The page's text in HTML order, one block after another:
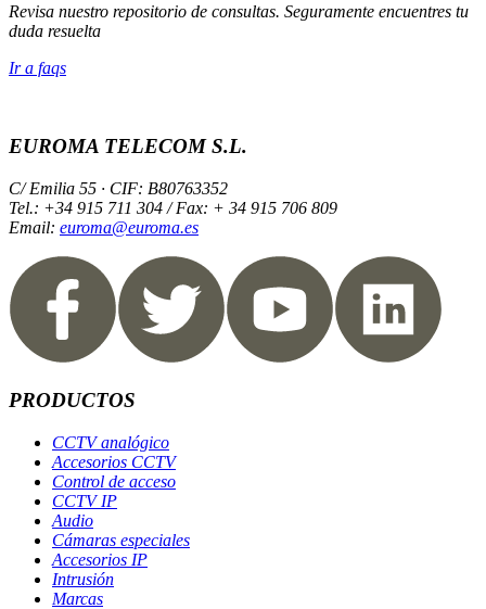
Revisa nuestro repositorio de consultas. Seguramente encuentres tu
duda resuelta
Ir a faqs
EUROMA TELECOM S.L.
C/ Emilia 55 · CIF: B80763352
Tel.: +34 915 711 304 / Fax: + 34 915 706 809
Email: euroma@euroma.es
PRODUCTOS
CCTV analógico
Accesorios CCTV
Control de acceso
CCTV IP
Audio
Cámaras especiales
Accesorios IP
Intrusión
Marcas